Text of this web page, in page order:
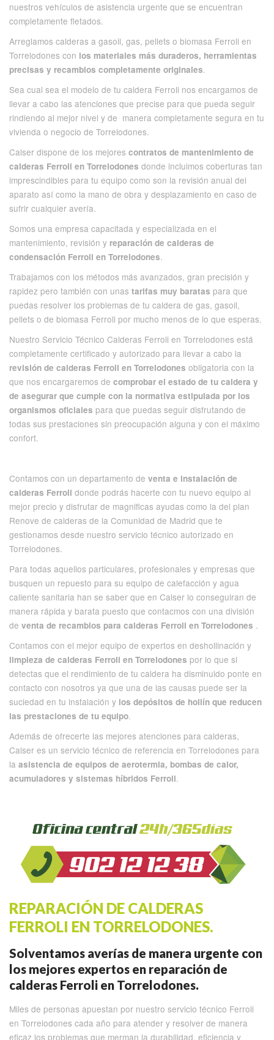
nuestros vehículos de asistencia urgente que se encuentran
completamente fletados.
Arreglamos calderas a gasoil, gas, pellets o biomasa Ferroli en
Torrelodones con los materiales más duraderos, herramientas
precisas y recambios completamente originales.
Sea cual sea el modelo de tu caldera Ferroli nos encargamos de
llevar a cabo las atenciones que precise para que pueda seguir
rindiendo al mejor nivel y de manera completamente segura en tu
vivienda o negocio de Torrelodones.
Calser dispone de los mejores contratos de mantenimiento de
calderas Ferroli en Torrelodones donde incluimos coberturas tan
imprescindibles para tu equipo como son la revisión anual del
aparato así como la mano de obra y desplazamiento en caso de
sufrir cualquier avería.
Somos una empresa capacitada y especializada en el
mantenimiento, revisión y reparación de calderas de
condensación Ferroli en Torrelodones.
Trabajamos con los métodos más avanzados, gran precisión y
rapidez pero también con unas tarifas muy baratas para que
puedas resolver los problemas de tu caldera de gas, gasoil,
pellets o de biomasa Ferroli por mucho menos de lo que esperas.
Nuestro Servicio Técnico Calderas Ferroli en Torrelodones está
completamente certificado y autorizado para llevar a cabo la
revisión de calderas Ferroli en Torrelodones obligatoria con la
que nos encargaremos de comprobar el estado de tu caldera y
de asegurar que cumple con la normativa estipulada por los
organismos oficiales para que puedas seguir disfrutando de
todas sus prestaciones sin preocupación alguna y con el máximo
confort.
Contamos con un departamento de venta e instalación de
calderas Ferroli donde podrás hacerte con tu nuevo equipo al
mejor precio y disfrutar de magnificas ayudas como la del plan
Renove de calderas de la Comunidad de Madrid que te
gestionamos desde nuestro servicio técnico autorizado en
Torrelodones.
Para todas aquellos particulares, profesionales y empresas que
busquen un repuesto para su equipo de calefacción y agua
caliente sanitaria han se saber que en Calser lo conseguiran de
manera rápida y barata puesto que contacmos con una división
de venta de recambios para calderas Ferroli en Torrelodones .
Contamos con el mejor equipo de expertos en deshollinación y
limpieza de calderas Ferroli en Torrelodones por lo que si
detectas que el rendimiento de tu caldera ha disminuido ponte en
contacto con nosotros ya que una de las causas puede ser la
suciedad en tu instalación y los depósitos de hollín que reducen
las prestaciones de tu equipo.
Además de ofrecerte las mejores atenciones para calderas,
Calser es un servicio técnico de referencia en Torrelodones para
la asistencia de equipos de aerotermia, bombas de calor,
acumuladores y sistemas híbridos Ferroli.
REPARACIÓN DE CALDERAS
FERROLI EN TORRELODONES.
Solventamos averías de manera urgente con
los mejores expertos en reparación de
calderas Ferroli en Torrelodones.
Miles de personas apuestan por nuestro servicio técnico Ferroli
en Torrelodones cada año para atender y resolver de manera
eficaz los problemas que merman la durabilidad, eficiencia y